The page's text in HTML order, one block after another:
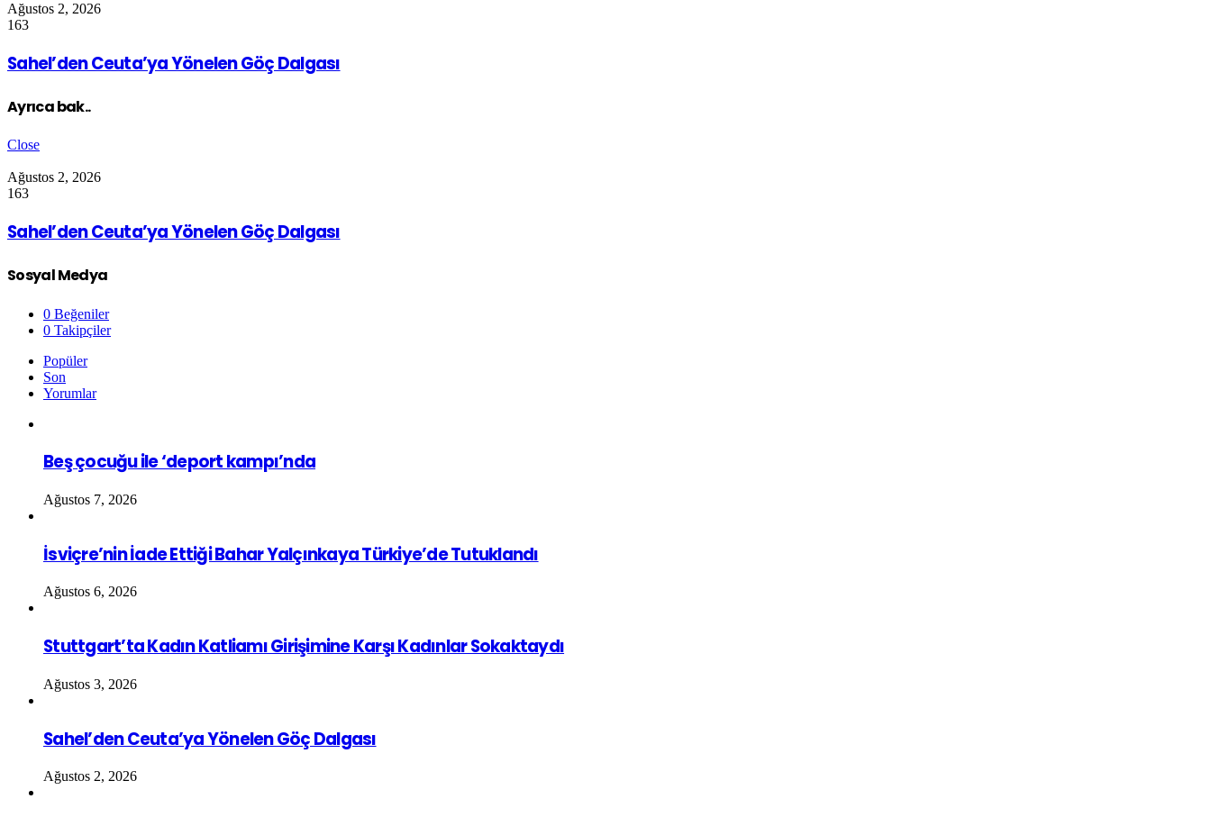
Ağustos 2, 2026
163
Sahel’den Ceuta’ya Yönelen Göç Dalgası
Ayrıca bak..
Close
Ağustos 2, 2026
163
Sahel’den Ceuta’ya Yönelen Göç Dalgası
Sosyal Medya
0 Beğeniler
0 Takipçiler
Popüler
Son
Yorumlar
Beş çocuğu ile ‘deport kampı’nda
Ağustos 7, 2026
İsviçre’nin İade Ettiği Bahar Yalçınkaya Türkiye’de Tutuklandı
Ağustos 6, 2026
Stuttgart’ta Kadın Katliamı Girişimine Karşı Kadınlar Sokaktaydı
Ağustos 3, 2026
Sahel’den Ceuta’ya Yönelen Göç Dalgası
Ağustos 2, 2026